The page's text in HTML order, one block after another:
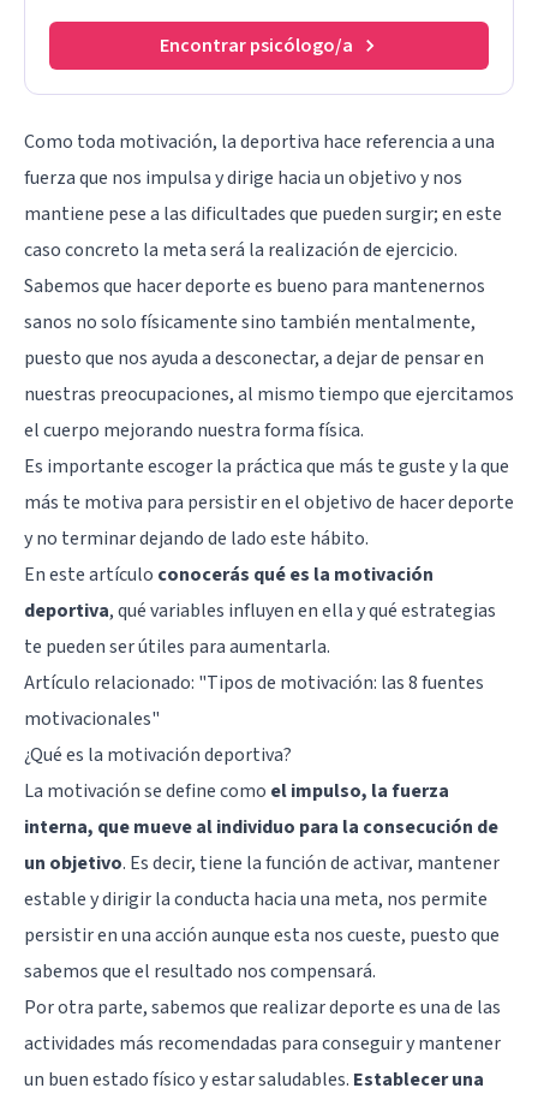
Encontrar psicólogo/a
Como toda motivación, la deportiva hace referencia a una
fuerza que nos impulsa y dirige hacia un objetivo y nos
mantiene pese a las dificultades que pueden surgir; en este
caso concreto la meta será la realización de ejercicio.
Sabemos que hacer deporte es bueno para mantenernos
sanos no solo físicamente sino también mentalmente,
puesto que nos ayuda a desconectar, a dejar de pensar en
nuestras preocupaciones, al mismo tiempo que ejercitamos
el cuerpo mejorando nuestra forma física.
Es importante escoger la práctica que más te guste y la que
más te motiva para persistir en el objetivo de hacer deporte
y no terminar dejando de lado este hábito.
En este artículo conocerás qué es la motivación
deportiva, qué variables influyen en ella y qué estrategias
te pueden ser útiles para aumentarla.
Artículo relacionado: "Tipos de motivación: las 8 fuentes
motivacionales"
¿Qué es la motivación deportiva?
La motivación se define como el impulso, la fuerza
interna, que mueve al individuo para la consecución de
un objetivo. Es decir, tiene la función de activar, mantener
estable y dirigir la conducta hacia una meta, nos permite
persistir en una acción aunque esta nos cueste, puesto que
sabemos que el resultado nos compensará.
Por otra parte, sabemos que realizar deporte es una de las
actividades más recomendadas para conseguir y mantener
un buen estado físico y estar saludables. Establecer una